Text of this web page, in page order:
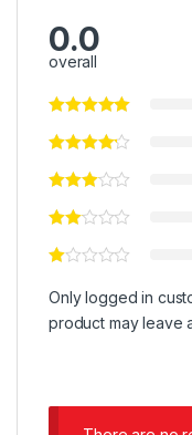
0.0
overall
Only logged in
product may leave